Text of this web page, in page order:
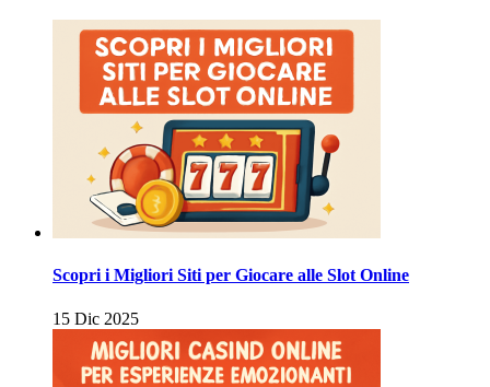
Scopri i Migliori Siti per Giocare alle Slot Online
15 Dic 2025